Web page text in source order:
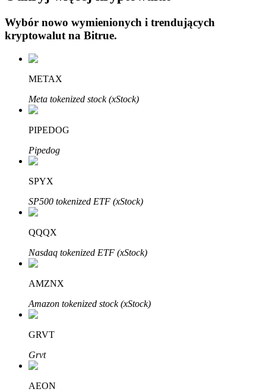
Zdobądź długoterminowy zysk i elastyczne zainteresowania
Naucz się stakingu
Dowiedz się, jak uzyskać dochód pasywny
Bitrue
Bitruści Partnerzy
Wybór nowo wymienionych i trendujących
kryptowalut na Bitrue.
METAX
Meta tokenized stock (xStock)
PIPEDOG
Pipedog
SPYX
SP500 tokenized ETF (xStock)
QQQX
Nasdaq tokenized ETF (xStock)
AMZNX
Amazon tokenized stock (xStock)
GRVT
Grvt
AEON